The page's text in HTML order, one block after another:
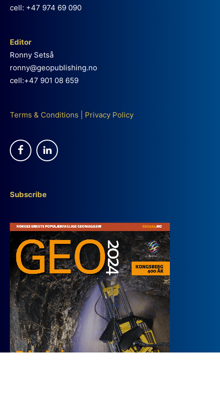
cell: +47 974 69 090
Editor
Ronny Setså
ronny@geopublishing.no
cell:+47 901 08 659
Terms & Conditions Privacy Policy
Subscribe